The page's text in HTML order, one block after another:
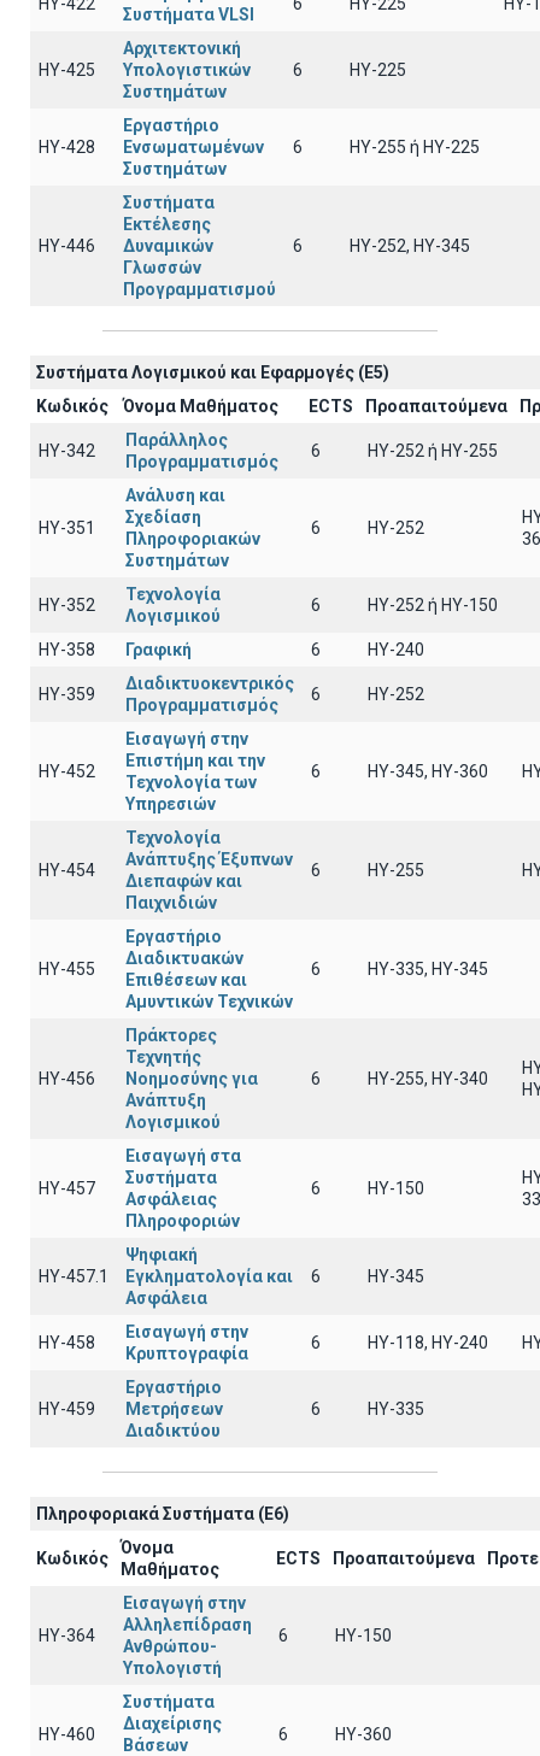
Συστήματα VLSI
ΗΥ-425
Αρχιτεκτονική
Υπολογιστικών
Συστημάτων
6 HY-225
ΗΥ-428
Εργαστήριο
Ενσωματωμένων
Συστημάτων
6 ΗΥ-255 ή HY-225
ΗΥ-446
Συστήματα
Εκτέλεσης
Δυναμικών
Γλωσσών
Προγραμματισμού
6 ΗΥ-252, ΗΥ-345
Συστήματα Λογισμικού και Εφαρμογές (E5)
Κωδικός
Όνομα Μαθήματος ECTS Προαπαιτούμενα
ΗΥ-342
Παράλληλος
Προγραμματισμός
6 ΗΥ-252 ή ΗΥ-255
ΗΥ-351
Ανάλυση και
Σχεδίαση
Πληροφοριακών
Συστημάτων
6 HY-252
ΗΥ-352
Τεχνολογία
Λογισμικού
6 HY-252 ή ΗΥ-150
ΗΥ-358 Γραφική 6 HY-240
ΗΥ-359
Διαδικτυοκεντρικός
Προγραμματισμός
6 HY-252
ΗΥ-452
Εισαγωγή στην
Επιστήμη και την
Τεχνολογία των
Υπηρεσιών
6 ΗΥ-345, ΗΥ-360
ΗΥ-454
Τεχνολογία
Ανάπτυξης Έξυπνων
Διεπαφών και
Παιχνιδιών
6 ΗΥ-255
ΗΥ-455
Εργαστήριο
Διαδικτυακών
Επιθέσεων και
Αμυντικών Τεχνικών
6 ΗΥ-335, HY-345
ΗΥ-456
Πράκτορες
Τεχνητής
Νοημοσύνης για
Ανάπτυξη
Λογισμικού
6 ΗΥ-255, ΗΥ-340
ΗΥ-457
Εισαγωγή στα
Συστήματα
Ασφάλειας
Πληροφοριών
6 HY-150
ΗΥ-457.1
Ψηφιακή
Εγκληματολογία και
Ασφάλεια
6 ΗΥ-345
ΗΥ-458
Εισαγωγή στην
Κρυπτογραφία
6 ΗΥ-118, ΗΥ-240
ΗΥ-459
Εργαστήριο
Μετρήσεων
Διαδικτύου
6 ΗΥ-335
Πληροφοριακά Συστήματα (E6)
Κωδικός
Όνομα
Μαθήματος
ECTS Προαπαιτούμενα
ΗΥ-364
Εισαγωγή στην
Αλληλεπίδραση
Ανθρώπου-
Υπολογιστή
6 ΗΥ-150
ΗΥ-460
Συστήματα
Διαχείρισης
Βάσεων
6 HY-360